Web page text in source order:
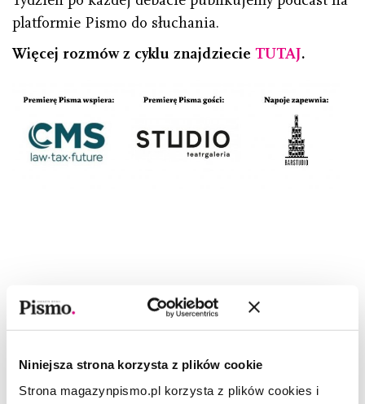
Niniejsza strona korzysta z plików cookie
Strona magazynpismo.pl korzysta z plików cookies i
platformie Pismo do słuchania.
Więcej rozmów z cyklu znajdziecie TUTAJ.
CZYTAJ TAKŻE